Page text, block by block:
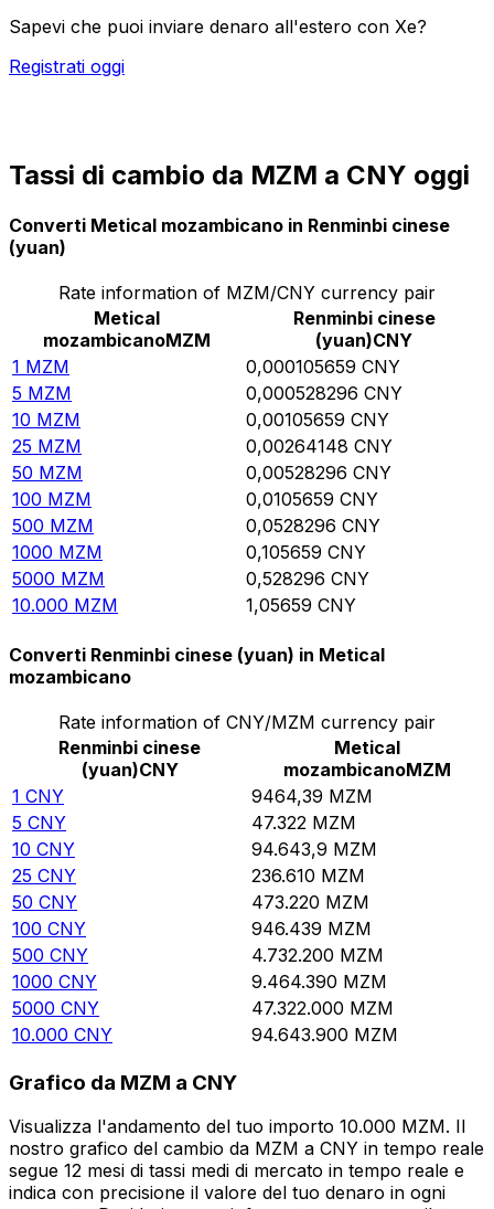
Sapevi che puoi inviare denaro all'estero con Xe?
Registrati oggi
Tassi di cambio da MZM a CNY oggi
Converti Metical mozambicano in Renminbi cinese
(yuan)
Rate information of MZM/CNY currency pair
Metical
mozambicanoMZM
Renminbi cinese
(yuan)CNY
1 MZM 0,000105659 CNY
5 MZM 0,000528296 CNY
10 MZM 0,00105659 CNY
25 MZM 0,00264148 CNY
50 MZM 0,00528296 CNY
100 MZM 0,0105659 CNY
500 MZM 0,0528296 CNY
1000 MZM 0,105659 CNY
5000 MZM 0,528296 CNY
10.000 MZM 1,05659 CNY
Converti Renminbi cinese (yuan) in Metical
mozambicano
Rate information of CNY/MZM currency pair
Renminbi cinese
(yuan)CNY
Metical
mozambicanoMZM
1 CNY 9464,39 MZM
5 CNY 47.322 MZM
10 CNY 94.643,9 MZM
25 CNY 236.610 MZM
50 CNY 473.220 MZM
100 CNY 946.439 MZM
500 CNY 4.732.200 MZM
1000 CNY 9.464.390 MZM
5000 CNY 47.322.000 MZM
10.000 CNY 94.643.900 MZM
Grafico da MZM a CNY
Visualizza l'andamento del tuo importo 10.000 MZM. Il
nostro grafico del cambio da MZM a CNY in tempo reale
segue 12 mesi di tassi medi di mercato in tempo reale e
indica con precisione il valore del tuo denaro in ogni